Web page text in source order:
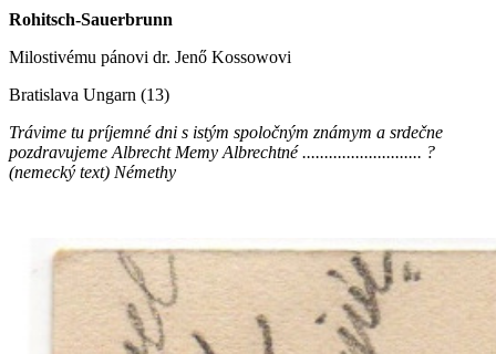
Rohitsch-Sauerbrunn
Milostivému pánovi dr. Jenő Kossowovi
Bratislava Ungarn (13)
Trávime tu príjemné dni s istým spoločným známym a srdečne
pozdravujeme Albrecht Memy Albrechtné ........................... ?
(nemecký text) Némethy